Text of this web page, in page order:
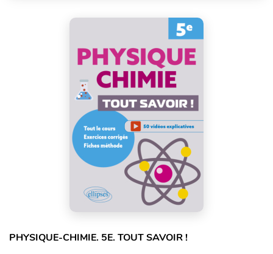
PHYSIQUE-CHIMIE. 5E. TOUT SAVOIR !